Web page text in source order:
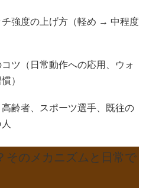
強度の上げ方（軽め → 中程度
ツ（日常動作への応用、ウォ
）
齢者、スポーツ選手、既往の
そのメカニズムと日常で